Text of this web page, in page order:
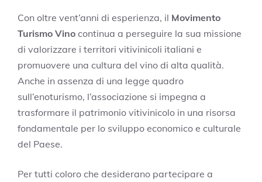
Con oltre vent’anni di esperienza, il Movimento
Turismo Vino continua a perseguire la sua missione
di valorizzare i territori vitivinicoli italiani e
promuovere una cultura del vino di alta qualità.
Anche in assenza di una legge quadro
sull’enoturismo, l’associazione si impegna a
trasformare il patrimonio vitivinicolo in una risorsa
fondamentale per lo sviluppo economico e culturale
del Paese.
Per tutti coloro che desiderano partecipare a